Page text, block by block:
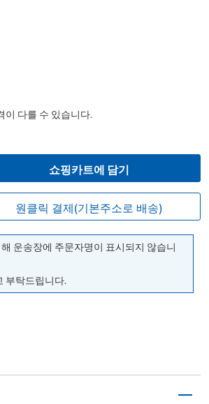
이 다를 수 있습니다.
쇼핑카트에 담기
원클릭 결제(기본주소로 배송)
운송장에 주문자명이 표시되지 않습니
부탁드립니다.